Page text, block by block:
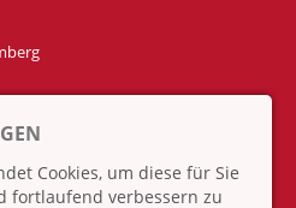
Cookies, um diese für Sie
fortlaufend verbessern zu